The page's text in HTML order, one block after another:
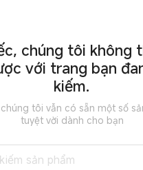
chúng tôi không
với trang bạn
kiếm.
tôi vẫn có sẵn một số
tuyệt vời dành cho bạn